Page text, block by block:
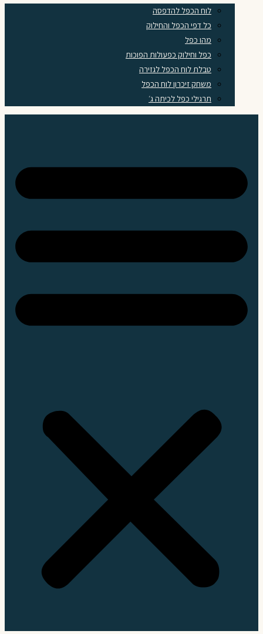
לוח הכפל להדפסה
כל דפי הכפל והחילוק
מהו כפל
כפל וחילוק כפעולות הפוכות
טבלת לוח הכפל לגזירה
משחק זיכרון לוח הכפל
תרגילי כפל לכיתה ג׳